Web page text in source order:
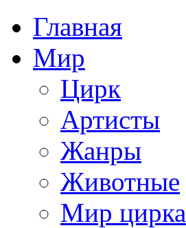
Главная
Мир
Цирк
Артисты
Жанры
Животные
Мир цирка